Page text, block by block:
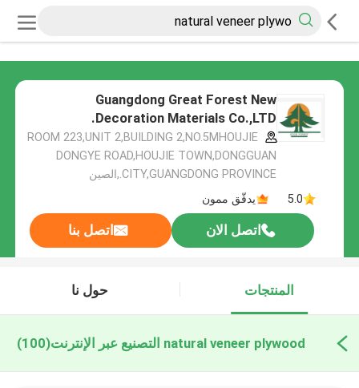
Guangdong Great Forest New
Decoration Materials Co.,LTD.
ROOM 223,UNIT 2,BUILDING 2,NO.5MHOUJIE
DONGYE ROAD,HOUJIE TOWN,DONGGUAN
CITY,GUANGDONG PROVINCE.,الصين
5.0
يدقّق ممون
اتصل الان اتصل بنا
المنتجات حول نا
natural veneer plywood التصنيع عبر الإنترنت (100)